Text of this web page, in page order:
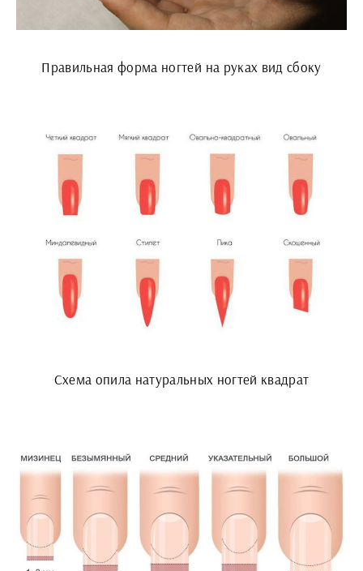
Правильная форма ногтей на руках вид сбоку
Схема опила натуральных ногтей квадрат